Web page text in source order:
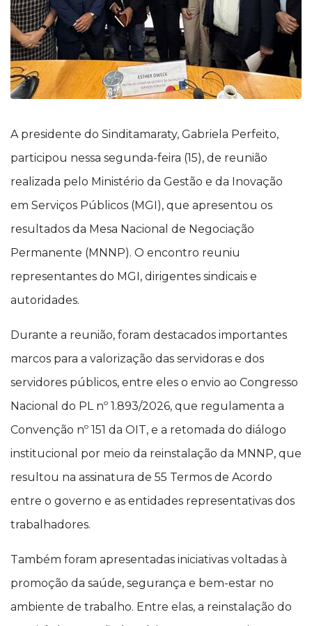
A presidente do Sinditamaraty, Gabriela Perfeito,
participou nessa segunda-feira (15), de reunião
realizada pelo Ministério da Gestão e da Inovação
em Serviços Públicos (MGI), que apresentou os
resultados da Mesa Nacional de Negociação
Permanente (MNNP). O encontro reuniu
representantes do MGI, dirigentes sindicais e
autoridades.
Durante a reunião, foram destacados importantes
marcos para a valorização das servidoras e dos
servidores públicos, entre eles o envio ao Congresso
Nacional do PL nº 1.893/2026, que regulamenta a
Convenção nº 151 da OIT, e a retomada do diálogo
institucional por meio da reinstalação da MNNP, que
resultou na assinatura de 55 Termos de Acordo
entre o governo e as entidades representativas dos
trabalhadores.
Também foram apresentadas iniciativas voltadas à
promoção da saúde, segurança e bem-estar no
ambiente de trabalho. Entre elas, a reinstalação do